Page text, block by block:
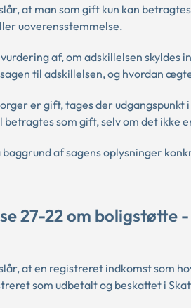
at man som gift kun kan
uoverensstemmelse.
af, om adskillelsen
til adskillelsen, og hvordan
er gift, tages der
som gift, selv om det ikke
af sagens oplysninger
27-22 om
at en registreret indkomst som
som udbetalt og beskattet i